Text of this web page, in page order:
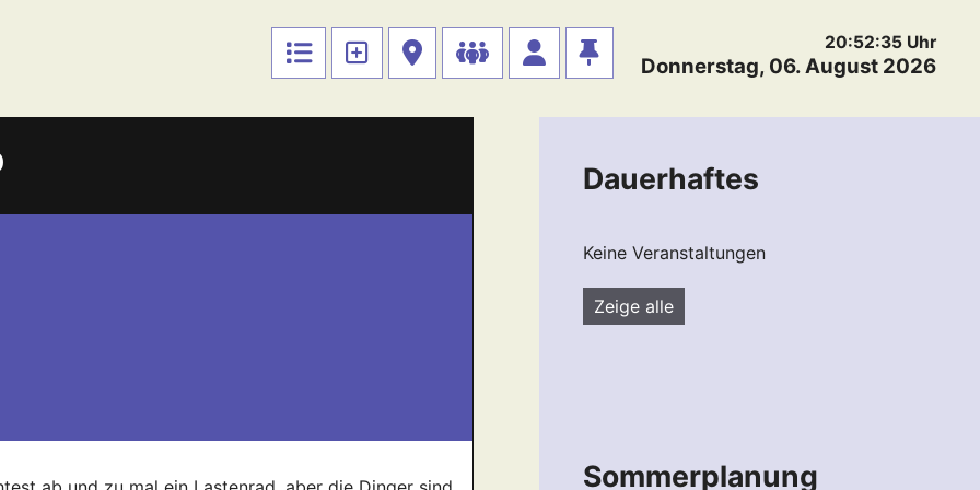
20:52:36 Uhr
Donnerstag, 06. August 2026
Dauerhaftes
Keine Veranstaltungen
Zeige alle
Sommerplanung